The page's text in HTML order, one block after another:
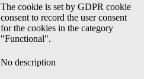
The cookie is set by GDPR cookie
consent to record the user consent
for the cookies in the category
"Functional".
No description